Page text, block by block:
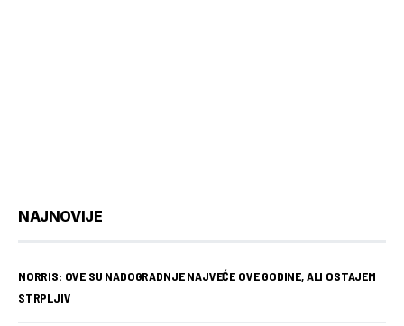
NAJNOVIJE
NORRIS: OVE SU NADOGRADNJE NAJVEĆE OVE GODINE, ALI OSTAJEM
STRPLJIV